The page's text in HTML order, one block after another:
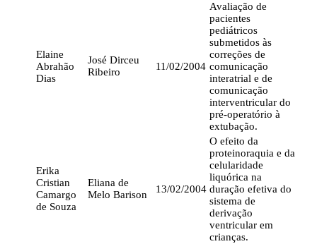
Elaine
Abrahão
Dias
José Dirceu
Ribeiro
11/02/2004
Avaliação de
pacientes
pediátricos
submetidos às
correções de
comunicação
interatrial e de
comunicação
interventricular do
pré-operatório à
extubação.
Erika
Cristian
Camargo
de Souza
Eliana de
Melo Barison
13/02/2004
O efeito da
proteinoraquia e da
celularidade
liquórica na
duração efetiva do
sistema de
derivação
ventricular em
crianças.